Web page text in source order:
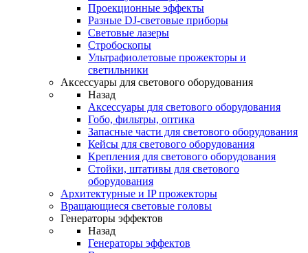
Проекционные эффекты
Разные DJ-световые приборы
Световые лазеры
Стробоскопы
Ультрафиолетовые прожекторы и
светильники
Аксессуары для светового оборудования
Назад
Аксессуары для светового оборудования
Гобо, фильтры, оптика
Запасные части для светового оборудования
Кейсы для светового оборудования
Крепления для светового оборудования
Стойки, штативы для светового
оборудования
Архитектурные и IP прожекторы
Вращающиеся световые головы
Генераторы эффектов
Назад
Генераторы эффектов